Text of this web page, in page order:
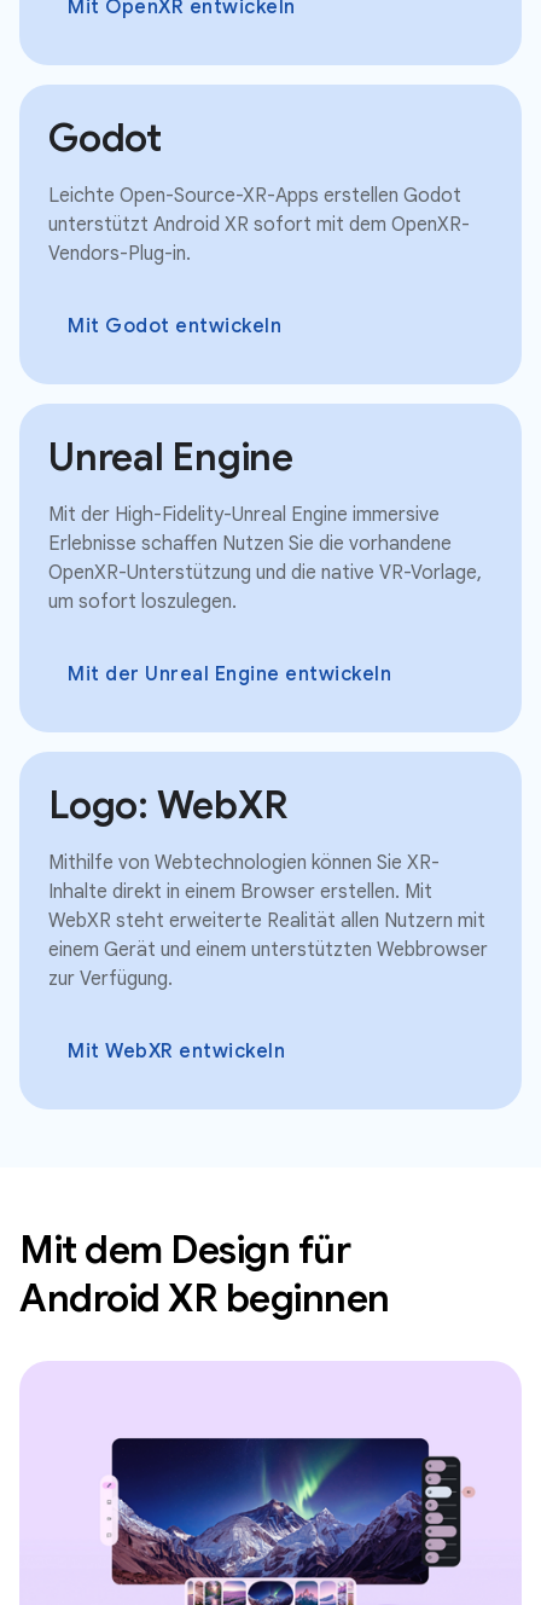
Mit OpenXR entwickeln
Godot
Leichte Open-Source-XR-Apps erstellen Godot
unterstützt Android XR sofort mit dem OpenXR-
Vendors-Plug-in.
Mit Godot entwickeln
Unreal Engine
Mit der High-Fidelity-Unreal Engine immersive
Erlebnisse schaffen Nutzen Sie die vorhandene
OpenXR-Unterstützung und die native VR-Vorlage,
um sofort loszulegen.
Mit der Unreal Engine entwickeln
Logo: WebXR
Mithilfe von Webtechnologien können Sie XR-
Inhalte direkt in einem Browser erstellen. Mit
WebXR steht erweiterte Realität allen Nutzern mit
einem Gerät und einem unterstützten Webbrowser
zur Verfügung.
Mit WebXR entwickeln
Mit dem Design für
Android XR beginnen